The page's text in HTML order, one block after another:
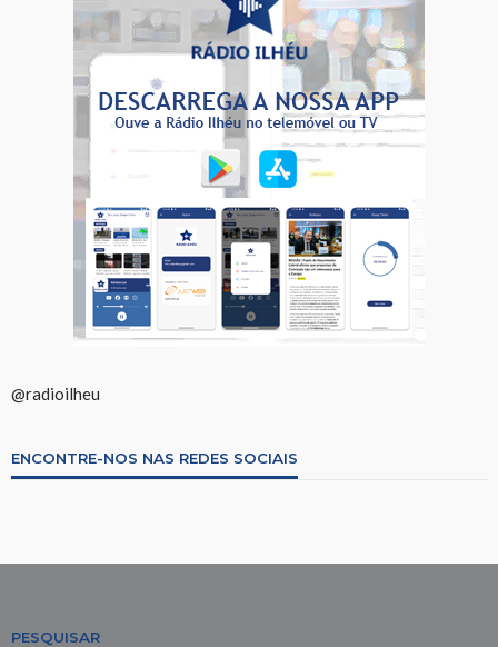
@radioilheu
ENCONTRE-NOS NAS REDES SOCIAIS
PESQUISAR